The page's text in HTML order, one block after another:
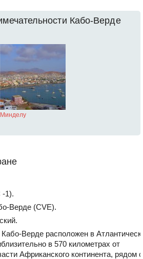
Кабо-Верде
Минделу
Старый город
-1).
Верде (CVE).
Кабо-Верде расположен в
в 570 километрах от
Африканского континента, рядом с